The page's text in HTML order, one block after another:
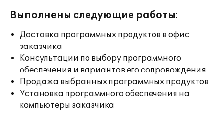
Выполнены следующие работы:
Доставка программных продуктов в офис
заказчика
Консультации по выбору программного
обеспечения и вариантов его сопровождения
Продажа выбранных программных продуктов
Установка программного обеспечения на
компьютеры заказчика